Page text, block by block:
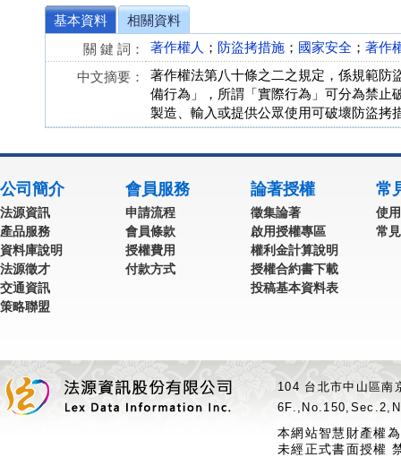
基本資料
相關資料
關 鍵 詞：
著作權人 ； 防盜拷措施 ； 國家安全 ； 著作
中文摘要：
著作權法第八十條之二之規定，係規範防
備行為」，所謂「實際行為」可分為禁止
製造、輸入或提供公眾使用可破壞防盜拷
公司簡介
法源資訊
產品服務
資料庫說明
法源徵才
交通資訊
策略聯盟
會員服務
申請流程
會員條款
授權費用
付款方式
論著授權
徵集論著
啟用授權專區
權利金計算說明
授權合約書下載
投稿基本資料表
常
使
常
104 台北市中山區
本網站智慧財產權
未經正式書面授權